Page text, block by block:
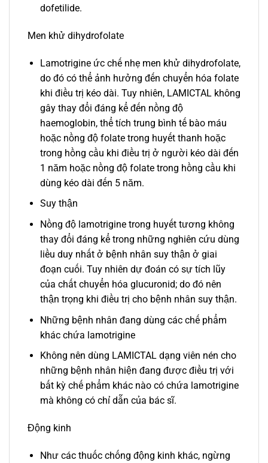
dofetilide.
Men khử dihydrofolate
Lamotrigine ức chế nhẹ men khử dihydrofolate,
do đó có thể ảnh hưởng đến chuyển hóa folate
khi điều trị kéo dài. Tuy nhiên, LAMICTAL không
gây thay đổi đáng kể đến nồng độ
haemoglobin, thể tích trung bình tế bào máu
hoặc nồng độ folate trong huyết thanh hoặc
trong hồng cầu khi điều trị ở người kéo dài đến
1 năm hoặc nồng độ folate trong hồng cầu khi
dùng kéo dài đến 5 năm.
Suy thận
Nồng độ lamotrigine trong huyết tương không
thay đổi đáng kể trong những nghiên cứu dùng
liều duy nhất ở bệnh nhân suy thận ở giai
đoạn cuối. Tuy nhiên dự đoán có sự tích lũy
của chất chuyển hóa glucuronid; do đó nên
thận trọng khi điều trị cho bệnh nhân suy thận.
Những bệnh nhân đang dùng các chế phẩm
khác chứa lamotrigine
Không nên dùng LAMICTAL dạng viên nén cho
những bệnh nhân hiện đang được điều trị với
bất kỳ chế phẩm khác nào có chứa lamotrigine
mà không có chỉ dẫn của bác sĩ.
Động kinh
Như các thuốc chống động kinh khác, ngừng